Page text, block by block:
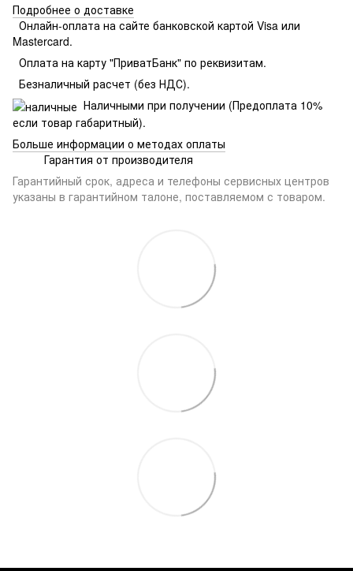
Подробнее о доставке
Онлайн-оплата на сайте банковской картой Visa или
Mastercard.
Оплата на карту "ПриватБанк" по реквизитам.
Безналичный расчет (без НДС).
Наличными при получении (Предоплата 10%
если товар габаритный).
Больше информации о методах оплаты
Гарантия от производителя
Гарантийный срок, адреса и телефоны сервисных центров
указаны в гарантийном талоне, поставляемом с товаром.